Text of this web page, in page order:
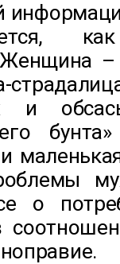
как
–
и
о